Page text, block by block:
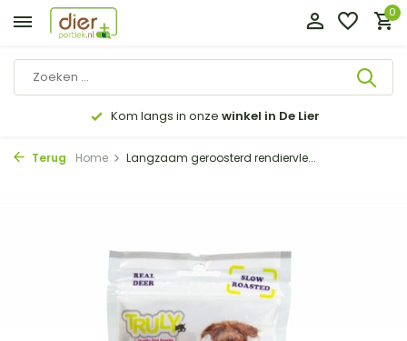
0
Kom langs in onze winkel in De Lier
Terug Home Langzaam geroosterd rendiervle...